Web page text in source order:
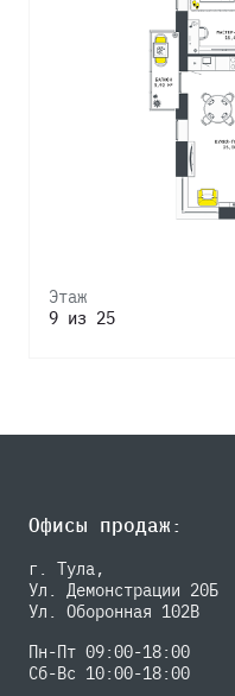
Этаж
9 из 25
Офисы продаж:
г. Тула,
Ул. Демонстрации 20Б
Ул. Оборонная 102В
Пн-Пт 09:00-18:00
Сб-Вс 10:00-18:00